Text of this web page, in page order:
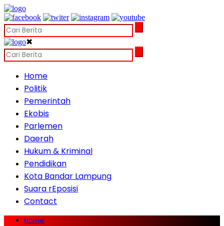
✖
Home
Politik
Pemerintah
Ekobis
Parlemen
Daerah
Hukum & Kriminal
Pendidikan
Kota Bandar Lampung
Suara rEposisi
Contact
Home